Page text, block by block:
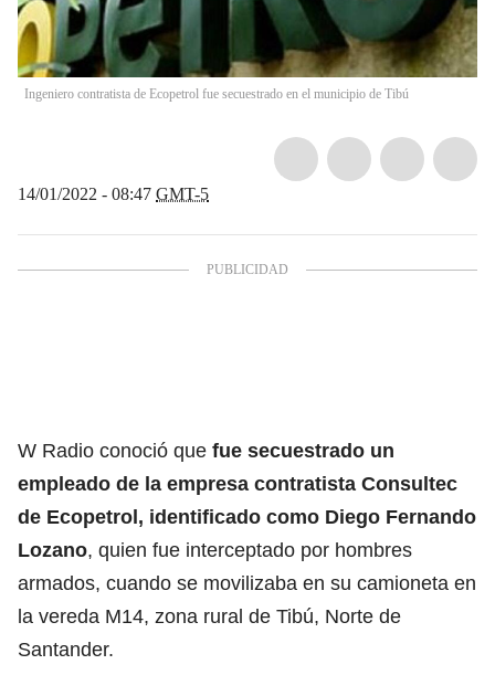
Ingeniero contratista de Ecopetrol fue secuestrado en el municipio de Tibú
14/01/2022 - 08:47 GMT-5
W Radio conoció que fue secuestrado un
empleado de la empresa contratista Consultec
de Ecopetrol, identificado como Diego Fernando
Lozano, quien fue interceptado por hombres
armados, cuando se movilizaba en su camioneta en
la vereda M14, zona rural de Tibú, Norte de
Santander.